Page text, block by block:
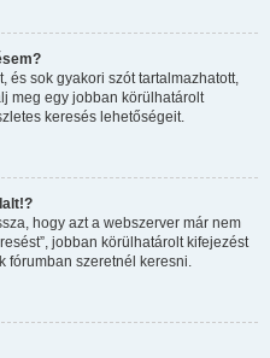
és sok gyakori szót tartalmazhatott,
meg egy jobban körülhatárolt
keresés lehetőségeit.
hogy azt a webszerver már nem
jobban körülhatárolt kifejezést
fórumban szeretnél keresni.